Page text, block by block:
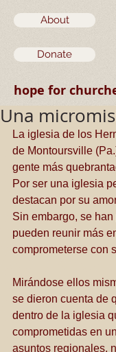
About
Donate
hope for
Una
La iglesia de los
de Montoursville
gente más
Por ser una iglesia
destacan por su
Sin embargo, se
pueden reunir más
comprometerse con
Mirándose ellos
se dieron cuenta de
dentro de la iglesia
comprometidas en
asuntos regionales,